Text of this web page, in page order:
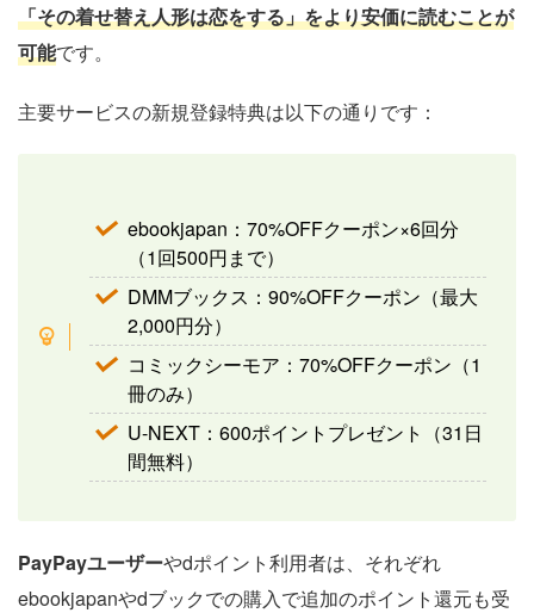
「その着せ替え人形は恋をする」をより安価に読むことが
可能です。
主要サービスの新規登録特典は以下の通りです：
ebookjapan：70%OFFクーポン×6回分
（1回500円まで）
DMMブックス：90%OFFクーポン（最大
2,000円分）
コミックシーモア：70%OFFクーポン（1
冊のみ）
U-NEXT：600ポイントプレゼント（31日
間無料）
PayPayユーザーやdポイント利用者は、それぞれ
ebookjapanやdブックでの購入で追加のポイント還元も受